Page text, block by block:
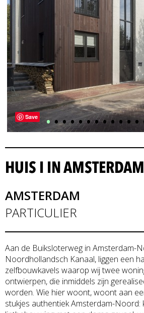
••••••••••••
Save
HUIS I IN
AMSTERDAM
PARTICULIER
Aan de Buiksloterweg in Amsterdam-
Noordhollandsch Kanaal, liggen een
zelfbouwkavels waarop wij twee
ontwierpen, die inmiddels zijn
worden. Wie hier woont, woont aan
stukjes authentiek Amsterdam-Noord: